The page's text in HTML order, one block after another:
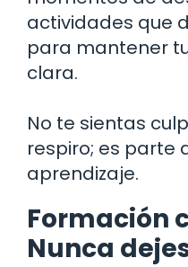
actividades que
para mantener
clara.
No te sientas
respiro; es parte
aprendizaje.
Formación
Nunca